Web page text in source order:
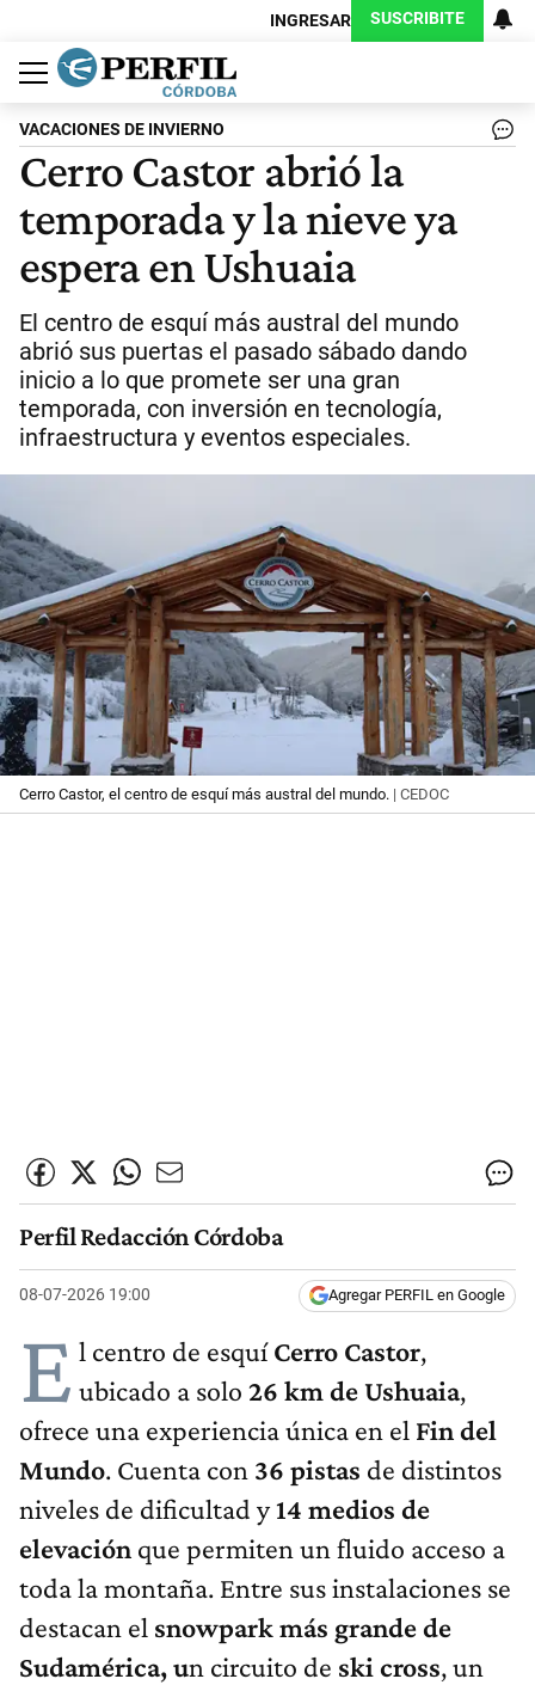
INGRESAR SUSCRIBITE
Política
Economía
Judiciales
Sociedad
Cultura
Espectáculos
Deportes
Protagonistas
VACACIONES DE INVIERNO
Cerro Castor abrió la
temporada y la nieve ya
espera en Ushuaia
El centro de esquí más austral del mundo
abrió sus puertas el pasado sábado dando
inicio a lo que promete ser una gran
temporada, con inversión en tecnología,
infraestructura y eventos especiales.
Cerro Castor, el centro de esquí más austral del mundo. | CEDOC
Perfil Redacción Córdoba
08-07-2026 19:00 Agregar PERFIL en Google
E l centro de esquíCerro Castor,
ubicado a solo 26 km de Ushuaia,
ofrece una experiencia única en el Fin del
Mundo. Cuenta con 36 pistas de distintos
niveles de dificultad y14 medios de
elevación que permiten un fluido acceso a
toda la montaña. Entre sus instalaciones se
destacan el snowpark más grande de
Sudamérica, un circuito de ski cross, un